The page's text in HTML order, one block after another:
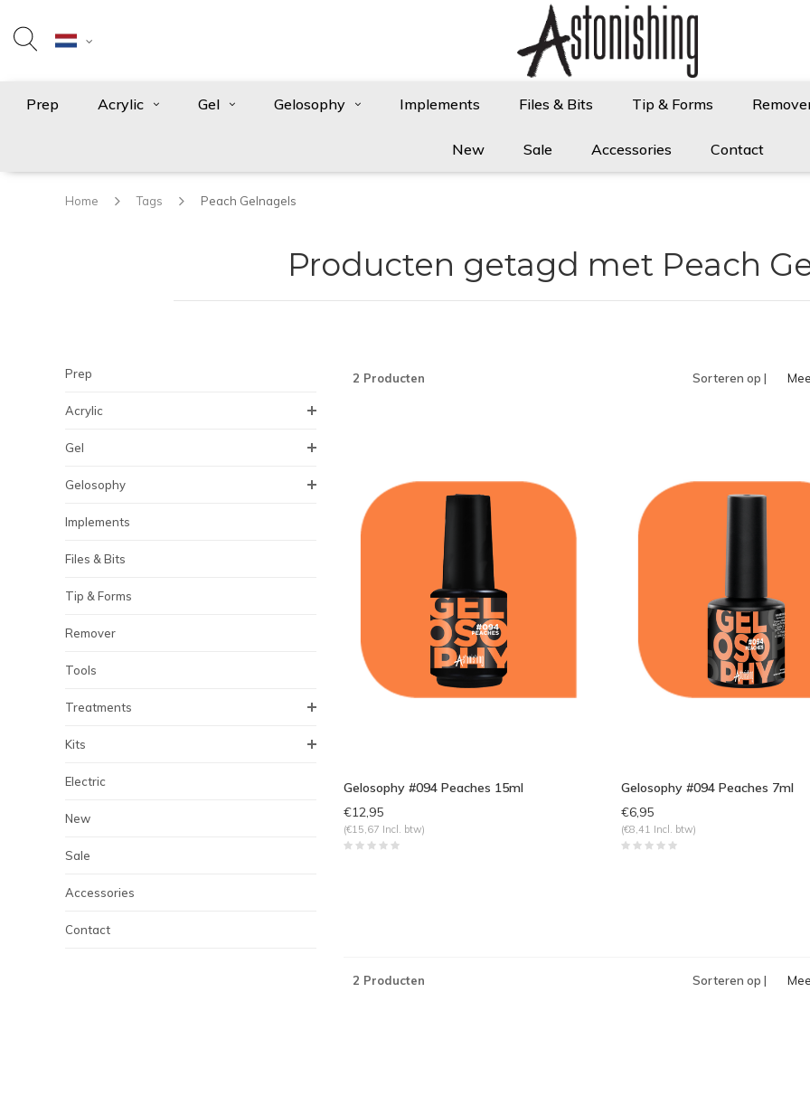
Prep Acrylic Gel Gelosophy Implements Files & Bits Tip & Forms
New Sale Accessories Contact
Home Tags Peach Gelnagels
Producten getagd met Peach
Prep
Acrylic
Gel
Gelosophy
Implements
Files & Bits
Tip & Forms
Remover
Tools
Treatments
Kits
Electric
New
Sale
Accessories
Contact
2 Producten Sorteren op |
Gelosophy #094 Peaches 15ml
€12,95
(€15,67 Incl. btw)
Gelosophy #094 Peaches 7ml
€6,95
(€8,41 Incl. btw)
2 Producten Sorteren op |